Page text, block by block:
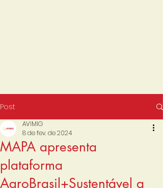
Post
MAPA apresenta
plataforma
AgroBrasil+Sustentável a
AVIMIG
8 de fev. de 2024